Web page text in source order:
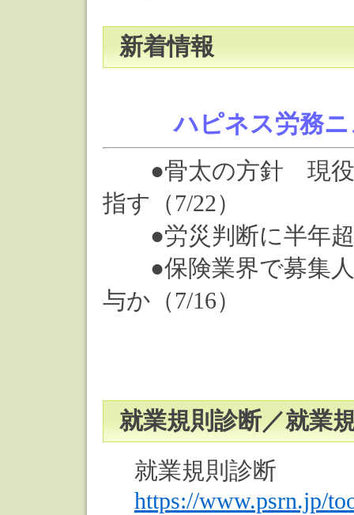
新着情報
ハピネス労務
●骨太の方針 現役
指す（7/22）
●労災判断に半年超
●保険業界で募集人
与か（7/16）
就業規則診断／就業
就業規則診断
https://www.psrn.jp/